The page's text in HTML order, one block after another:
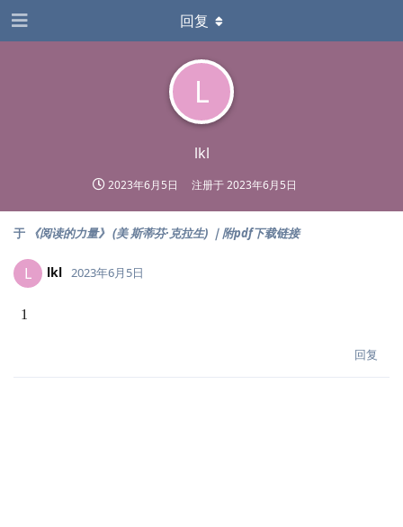
L
lkl
2023年6月5日 注册于2023年6月5日
回复
于 《阅读的力量》 (美 斯蒂芬·克拉生) ｜附pdf下载链接
L lkl 2023年6月5日
1
回复